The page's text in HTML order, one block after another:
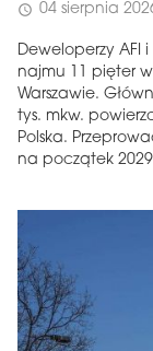
schedule 04 sierpnia
Deweloperzy AFI
najmu 11 pięter
Warszawie.
tys. mkw.
Polska.
na początek